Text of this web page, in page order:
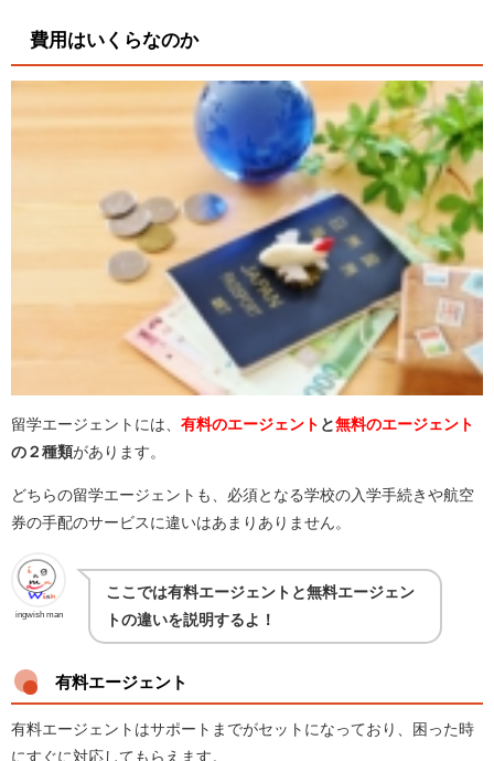
費用はいくらなのか
留学エージェントには、 有料のエージェント と無料のエージェント
の２種類があります。
どちらの留学エージェントも、必須となる学校の入学手続きや航空
券の手配のサービスに違いはあまりありません。
ingwish man
ここでは有料エージェントと無料エージェン
トの違いを説明するよ！
有料エージェント
有料エージェントはサポートまでがセットになっており、困った時
にすぐに対応してもらえます。